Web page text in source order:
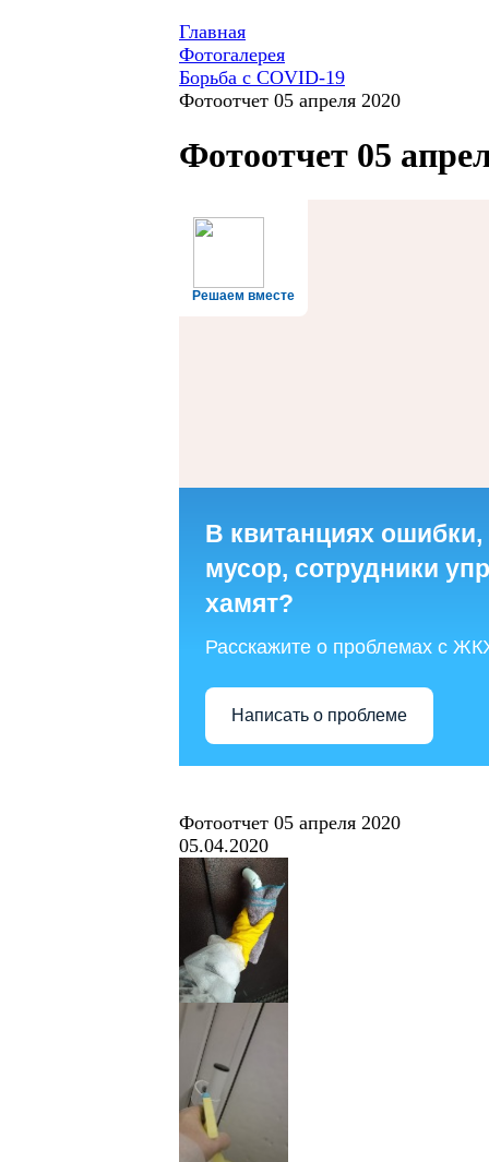
Главная
Фотогалерея
Борьба с COVID-19
Фотоотчет 05 апреля 2020
Фотоотчет 05
Решаем вместе
В квитанциях
мусор, сотрудники
хамят?
Расскажите о проблемах с
Написать о проблеме
Фотоотчет 05 апреля 2020
05.04.2020